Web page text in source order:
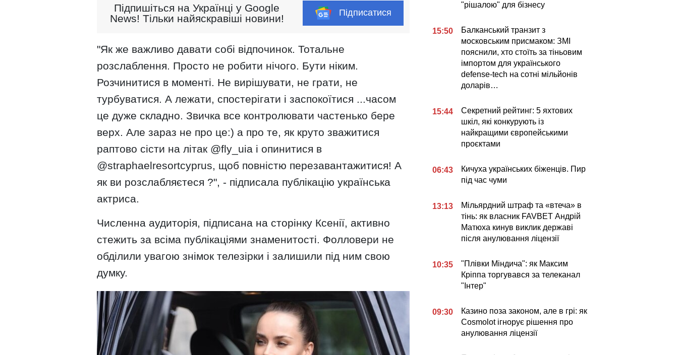
Підпишіться на Українці у Google
News! Тільки найяскравіші новини!
Підписатися
"Як же важливо давати собі відпочинок. Тотальне
розслаблення. Просто не робити нічого. Бути ніким.
Розчинитися в моменті. Не вирішувати, не грати, не
турбуватися. А лежати, спостерігати і заспокоїтися ...часом
це дуже складно. Звичка все контролювати частенько бере
верх. Але зараз не про це:) а про те, як круто зважитися
раптово сісти на літак @fly_uia і опинитися в
@straphaelresortcyprus, щоб повністю перезавантажитися! А
як ви розслабляєтеся ?", - підписала публікацію українська
актриса.
Численна аудиторія, підписана на сторінку Ксенії, активно
стежить за всіма публікаціями знаменитості. Фолловери не
обділили увагою знімок телезірки і залишили під ним свою
думку.
"рішалою" для бізнесу
15:50
Балканський транзит з
московським присмаком: ЗМІ
пояснили, хто стоїть за тіньовим
імпортом для українського
defense-tech на сотні мільйонів
доларів…
15:44
Секретний рейтинг: 5 яхтових
шкіл, які конкурують із
найкращими європейськими
проєктами
06:43
Кичуха українських біженців. Пир
під час чуми
13:13
Мільярдний штраф та «втеча» в
тінь: як власник FAVBET Андрій
Матюха кинув виклик державі
після анулювання ліцензії
10:35
"Плівки Міндича": як Максим
Кріппа торгувався за телеканал
"Інтер"
09:30
Казино поза законом, але в грі: як
Cosmolot ігнорує рішення про
анулювання ліцензії